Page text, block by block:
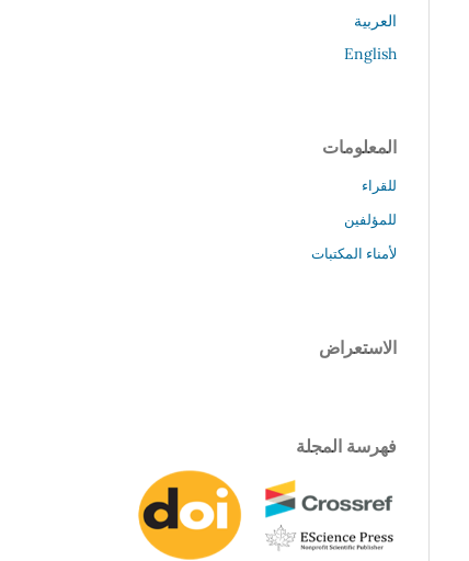
العربية
English
المعلومات
للقراء
للمؤلفين
لأمناء المكتبات
الاستعراض
فهرسة المجلة